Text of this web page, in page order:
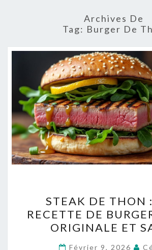
Archives De
Tag: Burger De
DE
THON
:
UNE
STEAK DE THON
RECETTE DE
ORIGINALE ET
Février 9, 2026